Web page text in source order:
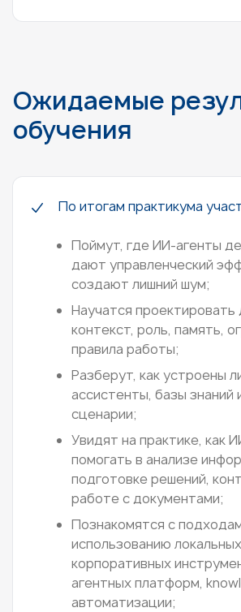
Ожидаемые
обучения
По итогам практикума
Поймут, где ИИ-агенты
дают управленческий
создают лишний шум;
Научатся проектировать
контекст, роль, память,
правила работы;
Разберут, как устроены
ассистенты, базы знаний
сценарии;
Увидят на практике, как
помогать в анализе
подготовке решений,
работе с документами;
Познакомятся с
использованию
корпоративных
агентных платформ,
автоматизации;